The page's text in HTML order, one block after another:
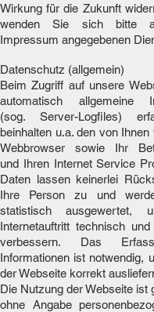
Wirkung für die Zukunft
wenden Sie sich bitte
Impressum angegebenen
Datenschutz (allgemein)
Beim Zugriff auf unsere
automatisch allgemeine
(sog. Server-Logfiles)
beinhalten u.a. den von Ihnen
Webbrowser sowie Ihr
und Ihren Internet Service
Daten lassen keinerlei
Ihre Person zu und
statistisch ausgewertet,
Internetauftritt technisch
verbessern. Das
Informationen ist notwendig,
der Webseite korrekt
Die Nutzung der Webseite ist
ohne Angabe